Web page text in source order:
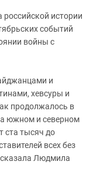
истории
событий
войны с
и
хевсуры и
продолжалось в
южном и северном
ста тысяч до
всех без
Людмила